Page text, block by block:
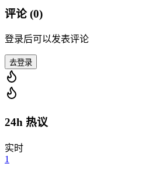
评论 (0)
登录后可以发表评论
去登录
24h 热议
实时
1